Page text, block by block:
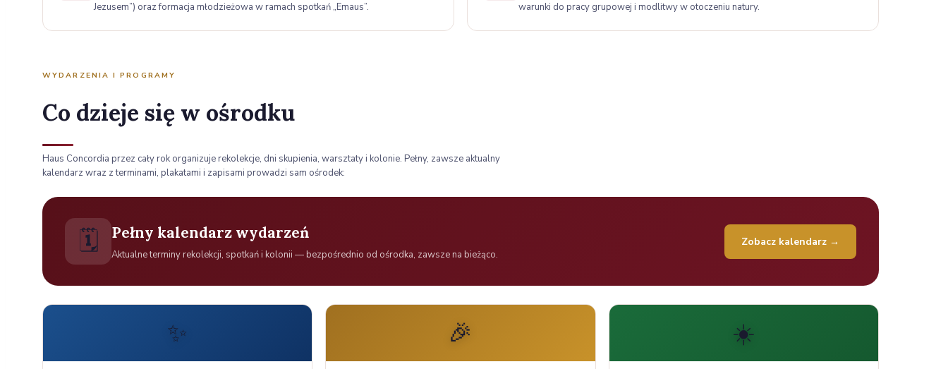
Jezusem”) oraz formacja młodzieżowa w ramach spotkań „Emaus”.
warunki do pracy grupowej i modlitwy w otoczeniu natury.
WYDARZENIA I PROGRAMY
Co dzieje się w ośrodku
Haus Concordia przez cały rok organizuje rekolekcje, dni skupienia, warsztaty i kolonie. Pełny, zawsze aktualny
kalendarz wraz z terminami, plakatami i zapisami prowadzi sam ośrodek:
🗓️ Pełny kalendarz wydarzeń
Aktualne terminy rekolekcji, spotkań i kolonii — bezpośrednio od ośrodka, zawsze na bieżąco.
Zobacz kalendarz →
✨ 🎉 ☀️